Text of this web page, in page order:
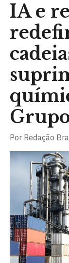
IA e
Por Redação